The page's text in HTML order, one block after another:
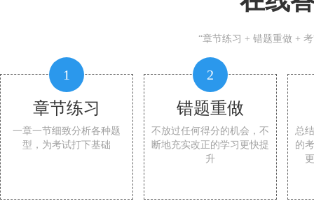
“章节练习 + 错题重做 +
1
章节练习
一章一节细致分析各种题
型，为考试打下基础
2
错题重做
不放过任何得分的机会，不
断地充实改正的学习更快提
升
总
的